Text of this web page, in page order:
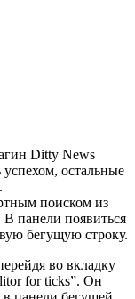
Ditty News
остальные
поиском из
В панели появиться
бегущую строку.
во вкладку
for ticks”. Он